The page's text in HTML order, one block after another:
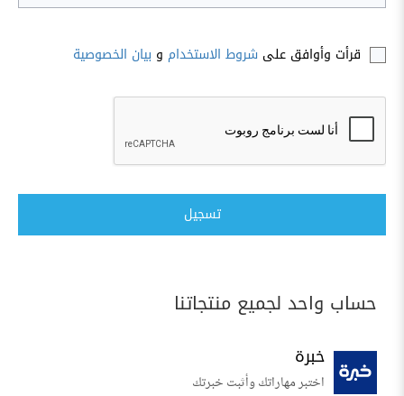
قرأت وأوافق على شروط الاستخدام و بيان الخصوصية
تسجيل
حساب واحد لجميع منتجاتنا
خبرة
اختبر مهاراتك وأثبت خبرتك